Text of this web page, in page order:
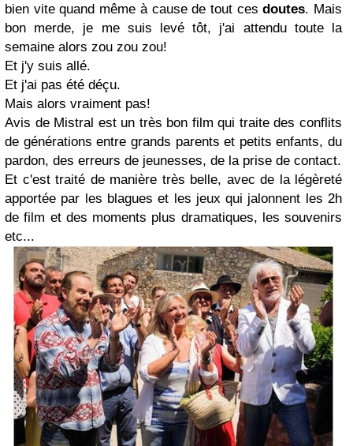
bien vite quand même à cause de tout cesdoutes. Mais
bon merde, je me suis levé tôt, j'ai attendu toute la
semaine alors zou zou zou!
Et j'y suis allé.
Et j'ai pas été déçu.
Mais alors vraiment pas!
Avis de Mistral est un très bon film qui traite des conflits
de générations entre grands parents et petits enfants, du
pardon, des erreurs de jeunesses, de la prise de contact.
Et c'est traité de manière très belle, avec de la légèreté
apportée par les blagues et les jeux qui jalonnent les 2h
de film et des moments plus dramatiques, les souvenirs
etc...